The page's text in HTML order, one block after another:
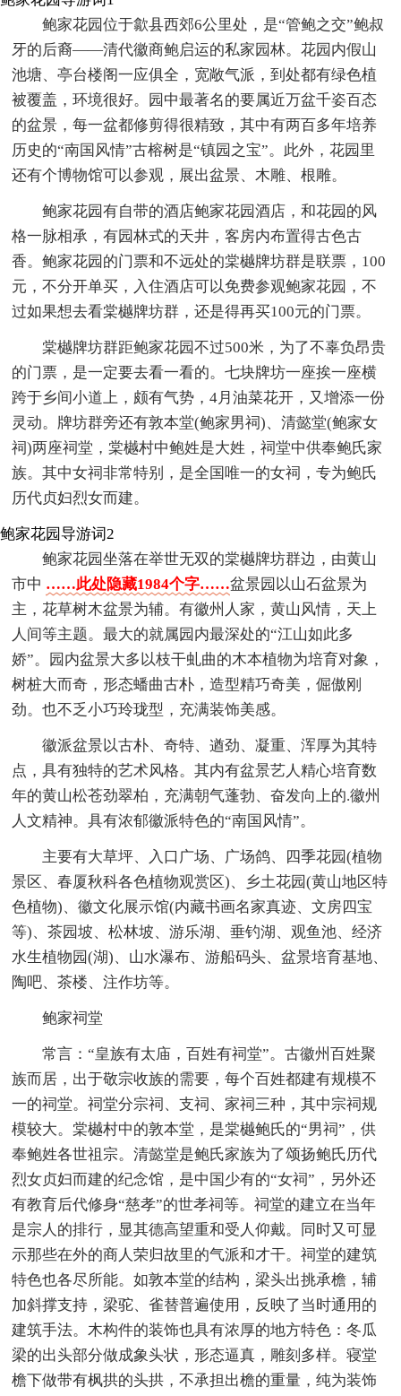
鲍家花园位于歙县西郊6公里处，是“管鲍之交”鲍叔
牙的后裔——清代徽商鲍启运的私家园林。花园内假山
池塘、亭台楼阁一应俱全，宽敞气派，到处都有绿色植
被覆盖，环境很好。园中最著名的要属近万盆千姿百态
的盆景，每一盆都修剪得很精致，其中有两百多年培养
历史的“南国风情”古榕树是“镇园之宝”。此外，花园里
还有个博物馆可以参观，展出盆景、木雕、根雕。
鲍家花园有自带的酒店鲍家花园酒店，和花园的风
格一脉相承，有园林式的天井，客房内布置得古色古
香。鲍家花园的门票和不远处的棠樾牌坊群是联票，100
元，不分开单买，入住酒店可以免费参观鲍家花园，不
过如果想去看棠樾牌坊群，还是得再买100元的门票。
棠樾牌坊群距鲍家花园不过500米，为了不辜负昂贵
的门票，是一定要去看一看的。七块牌坊一座挨一座横
跨于乡间小道上，颇有气势，4月油菜花开，又增添一份
灵动。牌坊群旁还有敦本堂(鲍家男祠)、清懿堂(鲍家女
祠)两座祠堂，棠樾村中鲍姓是大姓，祠堂中供奉鲍氏家
族。其中女祠非常特别，是全国唯一的女祠，专为鲍氏
历代贞妇烈女而建。
鲍家花园导游词2
鲍家花园坐落在举世无双的棠樾牌坊群边，由黄山
市中 ……此处隐藏1984个字……盆景园以山石盆景为
主，花草树木盆景为辅。有徽州人家，黄山风情，天上
人间等主题。最大的就属园内最深处的“江山如此多
娇”。园内盆景大多以枝干虬曲的木本植物为培育对象，
树桩大而奇，形态蟠曲古朴，造型精巧奇美，倔傲刚
劲。也不乏小巧玲珑型，充满装饰美感。
徽派盆景以古朴、奇特、遒劲、凝重、浑厚为其特
点，具有独特的艺术风格。其内有盆景艺人精心培育数
年的黄山松苍劲翠柏，充满朝气蓬勃、奋发向上的.徽州
人文精神。具有浓郁徽派特色的“南国风情”。
主要有大草坪、入口广场、广场鸽、四季花园(植物
景区、春厦秋科各色植物观赏区)、乡土花园(黄山地区特
色植物)、徽文化展示馆(内藏书画名家真迹、文房四宝
等)、茶园坡、松林坡、游乐湖、垂钓湖、观鱼池、经济
水生植物园(湖)、山水瀑布、游船码头、盆景培育基地、
陶吧、茶楼、注作坊等。
鲍家祠堂
常言：“皇族有太庙，百姓有祠堂”。古徽州百姓聚
族而居，出于敬宗收族的需要，每个百姓都建有规模不
一的祠堂。祠堂分宗祠、支祠、家祠三种，其中宗祠规
模较大。棠樾村中的敦本堂，是棠樾鲍氏的“男祠”，供
奉鲍姓各世祖宗。清懿堂是鲍氏家族为了颂扬鲍氏历代
烈女贞妇而建的纪念馆，是中国少有的“女祠”，另外还
有教育后代修身“慈孝”的世孝祠等。祠堂的建立在当年
是宗人的排行，显其德高望重和受人仰戴。同时又可显
示那些在外的商人荣归故里的气派和才干。祠堂的建筑
特色也各尽所能。如敦本堂的结构，梁头出挑承檐，辅
加斜撑支持，梁驼、雀替普遍使用，反映了当时通用的
建筑手法。木构件的装饰也具有浓厚的地方特色：冬瓜
梁的出头部分做成象头状，形态逼真，雕刻多样。寝堂
檐下做带有枫拱的头拱，不承担出檐的重量，纯为装饰